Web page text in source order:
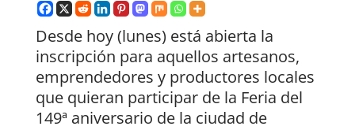
Desde hoy (lunes) está abierta la
inscripción para aquellos artesanos,
emprendedores y productores locales
que quieran participar de la Feria del
149ª aniversario de la ciudad de